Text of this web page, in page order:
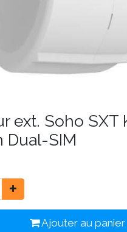
ext. Soho SXT
Dual-SIM
Ajouter au panier